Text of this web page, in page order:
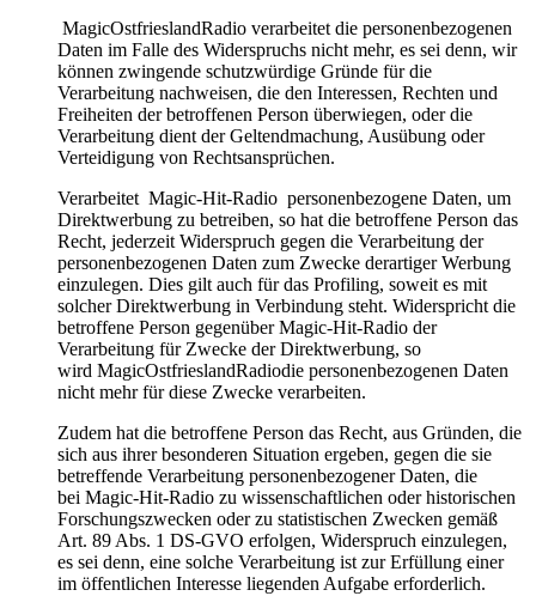
MagicOstfrieslandRadio verarbeitet die personenbezogenen
Daten im Falle des Widerspruchs nicht mehr, es sei denn, wir
können zwingende schutzwürdige Gründe für die
Verarbeitung nachweisen, die den Interessen, Rechten und
Freiheiten der betroffenen Person überwiegen, oder die
Verarbeitung dient der Geltendmachung, Ausübung oder
Verteidigung von Rechtsansprüchen.
Verarbeitet Magic-Hit-Radio personenbezogene Daten, um
Direktwerbung zu betreiben, so hat die betroffene Person das
Recht, jederzeit Widerspruch gegen die Verarbeitung der
personenbezogenen Daten zum Zwecke derartiger Werbung
einzulegen. Dies gilt auch für das Profiling, soweit es mit
solcher Direktwerbung in Verbindung steht. Widerspricht die
betroffene Person gegenüber Magic-Hit-Radio der
Verarbeitung für Zwecke der Direktwerbung, so
wird MagicOstfrieslandRadiodie personenbezogenen Daten
nicht mehr für diese Zwecke verarbeiten.
Zudem hat die betroffene Person das Recht, aus Gründen, die
sich aus ihrer besonderen Situation ergeben, gegen die sie
betreffende Verarbeitung personenbezogener Daten, die
bei Magic-Hit-Radio zu wissenschaftlichen oder historischen
Forschungszwecken oder zu statistischen Zwecken gemäß
Art. 89 Abs. 1 DS-GVO erfolgen, Widerspruch einzulegen,
es sei denn, eine solche Verarbeitung ist zur Erfüllung einer
im öffentlichen Interesse liegenden Aufgabe erforderlich.